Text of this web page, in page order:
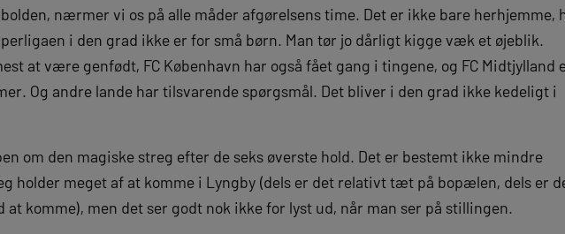
nærmer vi os på alle måder afgørelsens time. Det er ikke bare herhjemme,
i den grad ikke er for små børn. Man tør jo dårligt kigge væk et øjeblik.
at være genfødt, FC København har også fået gang i tingene, og FC Midtjylland
Og andre lande har tilsvarende spørgsmål. Det bliver i den grad ikke kedeligt i
om den magiske streg efter de seks øverste hold. Det er bestemt ikke mindre
holder meget af at komme i Lyngby (dels er det relativt tæt på bopælen, dels er
at komme), men det ser godt nok ikke for lyst ud, når man ser på stillingen.